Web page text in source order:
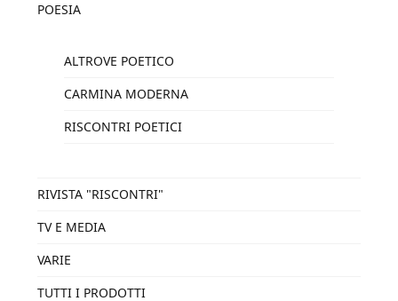
POESIA
ALTROVE POETICO
CARMINA MODERNA
RISCONTRI POETICI
RIVISTA "RISCONTRI"
TV E MEDIA
VARIE
TUTTI I PRODOTTI